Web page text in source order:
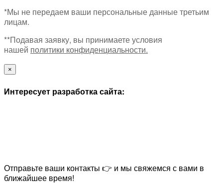
*Мы не передаем ваши персональные данные третьим
лицам.
**Подавая заявку, вы принимаете условия
нашей политики конфиденциальности.
×
Интересует разработка сайта:
Отправьте ваши контакты 👉 и мы свяжемся с вами в
ближайшее время!